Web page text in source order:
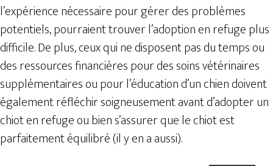
l’expérience nécessaire pour gérer des problèmes
potentiels, pourraient trouver l’adoption en refuge plus
difficile. De plus, ceux qui ne disposent pas du temps ou
des ressources financières pour des soins vétérinaires
supplémentaires ou pour l’éducation d’un chien doivent
également réfléchir soigneusement avant d’adopter un
chiot en refuge ou bien s’assurer que le chiot est
parfaitement équilibré (il y en a aussi).